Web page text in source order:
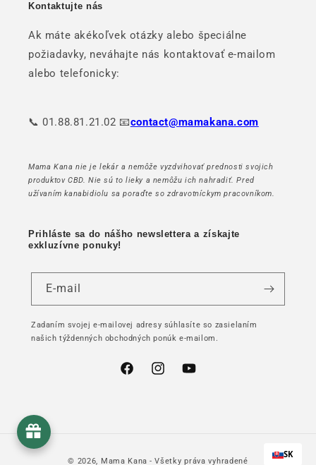
Kontaktujte nás
Ak máte akékoľvek otázky alebo špeciálne
požiadavky, neváhajte nás kontaktovať e-mailom
alebo telefonicky:
📞 01.88.81.21.02 📧contact@mamakana.com
Mama Kana nie je lekár a nemôže vyzdvihovať prednosti svojich
produktov CBD. Nie sú to lieky a nemôžu ich nahradiť. Pred
užívaním kanabidiolu sa poraďte so zdravotníckym pracovníkom.
Prihláste sa do nášho newslettera a získajte
exkluzívne ponuky!
E-mail
Zadaním svojej e-mailovej adresy súhlasíte so zasielaním
našich týždenných obchodných ponúk e-mailom.
FacebookInstagramYouTube
© 2026, Mama Kana - Všetky práva vyhradené
SK